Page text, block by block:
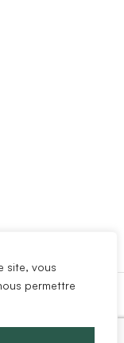
site, vous
permettre
-